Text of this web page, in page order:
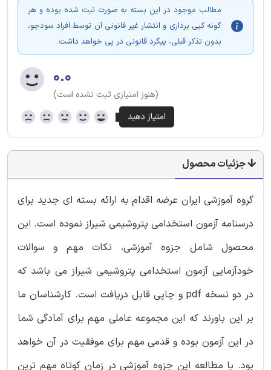
مطالب موجود در این بسته به صورت ثبت شده بوده و هر
گونه کپی برداری و انتشار غیر قانونی آن توسط افراد سودجو،
بدون تذکر قبلی، پیگرد قانونی در پی خواهد داشت.
۰.۰
(هنوز امتیازی ثبت نشده است)
جزئیات محصول
گروه آموزشی ایران عرضه اقدام به ارائه بسته ای جدید برای
درسنامه آزمون استخدامی پتروشیمی شیراز نموده است. این
محصول شامل جزوه آموزشی، نکات مهم و سوالات
خودآزمایی آزمون استخدامی پتروشیمی شیراز می باشد که
در دو نسخه pdf و چاپی قابل دریافت است. کارشناسان ما
بر این باورند که این مجموعه عاملی مهم برای آمادگی شما
در این آزمون بوده و قدمی مهم برای موفقیت در آن خواهد
بود. با مطالعه این جزوه آموزشی در زمان کوتاه مهم ترین